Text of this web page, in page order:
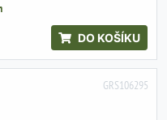
DO KOŠÍKU
GRS106295